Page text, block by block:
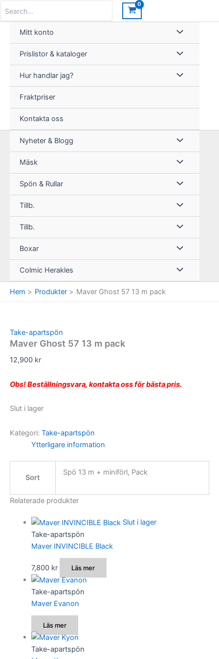
innehåll
for:
Mitt konto
Prislistor & kataloger
Hur handlar jag?
Fraktpriser
Kontakta oss
Nyheter & Blogg
Mäsk
Spön & Rullar
Tillb.
Tillb.
Boxar
Colmic Herakles
Hem Produkter Maver Ghost 57 13 m pack
Take-apartspön
Maver Ghost 57 13 m pack
12,900 kr
Obs! Beställningsvara, kontakta oss för bästa pris.
Slut i lager
Kategori: Take-apartspön
Ytterligare information
Sort
Spö 13 m + miniförl, Pack
Relaterade produkter
Slut i lager
Take-apartspön
Maver INVINCIBLE Black
7,800 kr Läs mer
Take-apartspön
Maver Evanon
Läs mer
Take-apartspön